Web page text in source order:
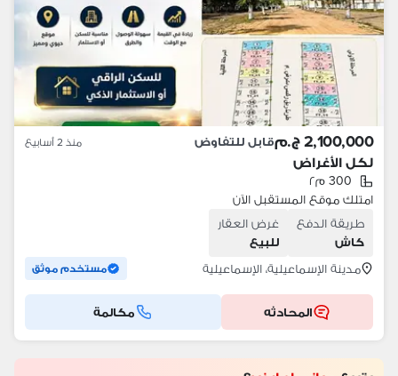
2,100,000 ج.م قابل للتفاوض منذ 2 أسابيع
لكل الأغراض
300 م٢
امتلك موقع المستقبل الآن
طريقة الدفع
كاش
غرض العقار
للبيع
مدينة الإسماعيلية، الإسماعيلية
مستخدم موثق
المحادثه مكالمة